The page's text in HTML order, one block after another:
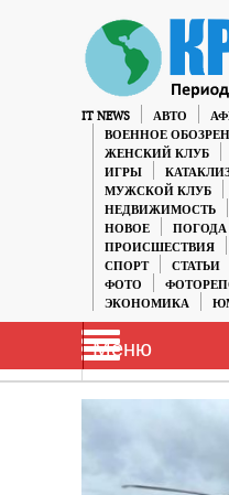
IT NEWS АВТО
ВОЕННОЕ
ЖЕНСКИЙ КЛУБ
ИГРЫ
МУЖСКОЙ КЛУБ
НЕДВИЖИМОСТЬ
НОВОЕ
ПОГОДА
ПРОИСШЕСТВИЯ
СПОРТ
СТАТЬИ
ФОТО
ЭКОНОМИКА
Меню